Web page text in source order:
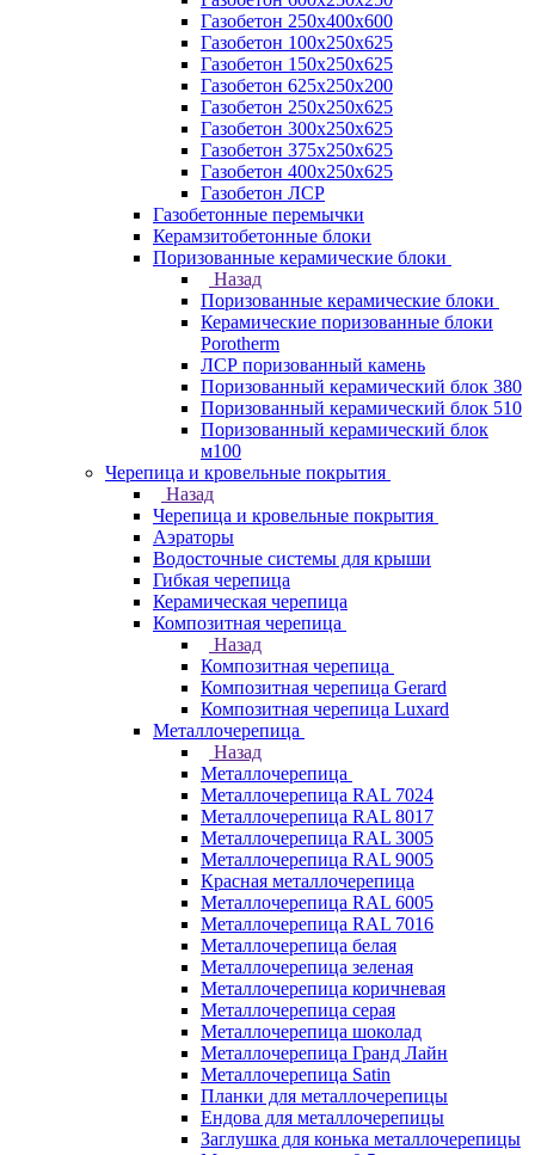
Газобетон 250x400x600
Газобетон 100х250х625
Газобетон 150х250х625
Газобетон 625х250х200
Газобетон 250х250х625
Газобетон 300х250х625
Газобетон 375х250х625
Газобетон 400х250х625
Газобетон ЛСР
Газобетонные перемычки
Керамзитобетонные блоки
Поризованные керамические блоки
Назад
Поризованные керамические блоки
Керамические поризованные блоки
Porotherm
ЛСР поризованный камень
Поризованный керамический блок 380
Поризованный керамический блок 510
Поризованный керамический блок
м100
Черепица и кровельные покрытия
Назад
Черепица и кровельные покрытия
Аэраторы
Водосточные системы для крыши
Гибкая черепица
Керамическая черепица
Композитная черепица
Назад
Композитная черепица
Композитная черепица Gerard
Композитная черепица Luxard
Металлочерепица
Назад
Металлочерепица
Металлочерепица RAL 7024
Металлочерепица RAL 8017
Металлочерепица RAL 3005
Металлочерепица RAL 9005
Красная металлочерепица
Металлочерепица RAL 6005
Металлочерепица RAL 7016
Металлочерепица белая
Металлочерепица зеленая
Металлочерепица коричневая
Металлочерепица серая
Металлочерепица шоколад
Металлочерепица Гранд Лайн
Металлочерепица Satin
Планки для металлочерепицы
Ендова для металлочерепицы
Заглушка для конька металлочерепицы